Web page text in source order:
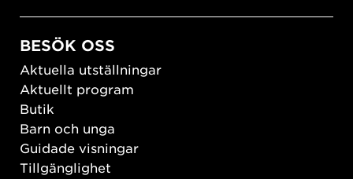
BESÖK OSS
Aktuella utställningar
Aktuellt program
Butik
Barn och unga
Guidade visningar
Tillgänglighet